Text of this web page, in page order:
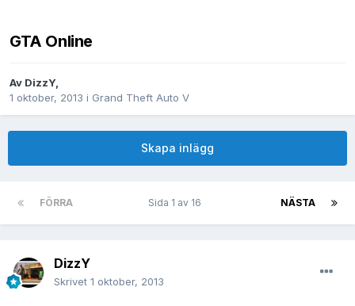
GTA Online
Av DizzY,
1 oktober, 2013 i Grand Theft Auto V
Skapa inlägg
FÖRRA NÄSTA
Sida 1 av 16
DizzY
Skrivet 1 oktober, 2013